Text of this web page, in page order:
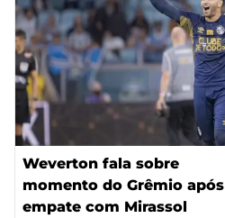
Weverton fala sobre
momento do Grêmio após
empate com Mirassol